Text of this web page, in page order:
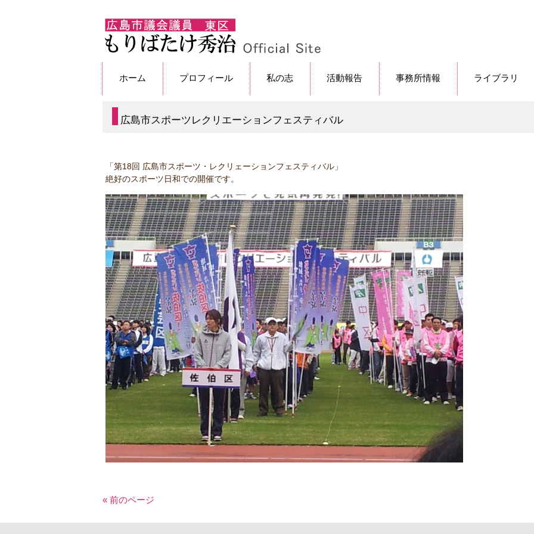
ホーム プロフィール 私の志 活動報告 事務所情報 ライブラリ
広島市スポーツレクリエーションフェスティバル
「第18回 広島市スポーツ・レクリェーションフェスティバル」
絶好のスポーツ日和での開催です。
« 前のページ